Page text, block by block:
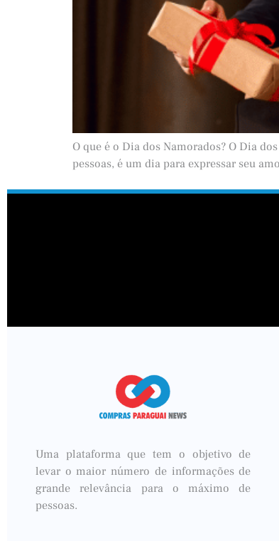
O que é o Dia dos Namorados? O Dia
pessoas, é um dia para expressar seu
Uma plataforma que tem o objetivo de
levar o maior número de informações de
grande relevância para o máximo de
pessoas.